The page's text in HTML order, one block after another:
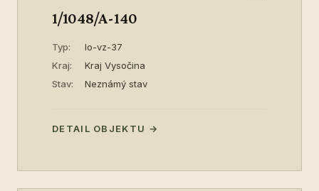
1/1048/A-140
Typ:
lo-vz-37
Kraj:
Kraj Vysočina
Stav:
Neznámý stav
DETAIL OBJEKTU →